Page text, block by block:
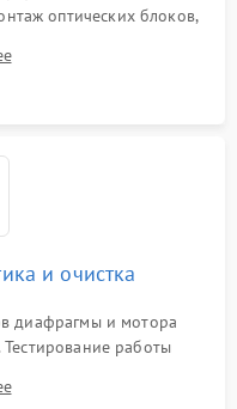
оптических блоков,
маркировка положения
центровки при
и очистка
диафрагмы и мотора
работы
оптических элементов
спецрастворами без